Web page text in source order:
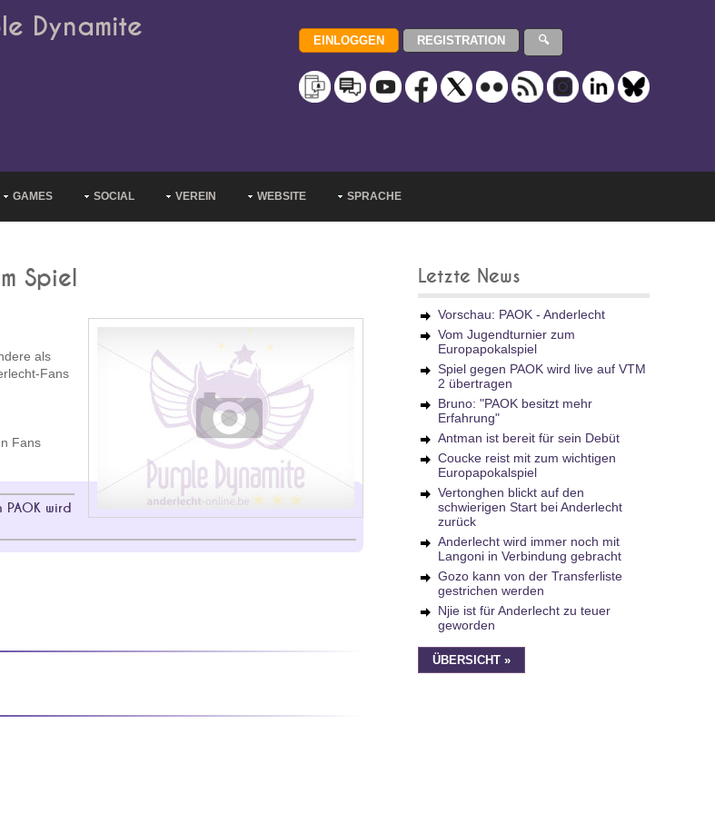
Dynamite
GAMES SOCIAL VEREIN WEBSITE SPRACHE
Spiel
als
Fans
Fans
wird
Letzte News
Vorschau: PAOK - Anderlecht
Vom Jugendturnier zum
Europapokalspiel
Spiel gegen PAOK wird live auf VTM
2 übertragen
Bruno: "PAOK besitzt mehr
Erfahrung"
Antman ist bereit für sein Debüt
Coucke reist mit zum wichtigen
Europapokalspiel
Vertonghen blickt auf den
schwierigen Start bei Anderlecht
zurück
Anderlecht wird immer noch mit
Langoni in Verbindung gebracht
Gozo kann von der Transferliste
gestrichen werden
Njie ist für Anderlecht zu teuer
geworden
ÜBERSICHT »